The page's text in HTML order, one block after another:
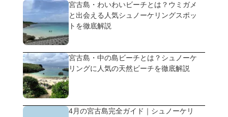
宮古島・わいわいビーチとは？ウミガメ
と出会える人気シュノーケリングスポッ
トを徹底解説
宮古島・中の島ビーチとは？シュノーケ
リングに人気の天然ビーチを徹底解説
4月の宮古島完全ガイド｜シュノーケリ